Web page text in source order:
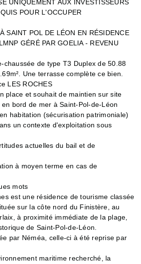
UNIQUEMENT AUX INVESTISSEURS
POUR L'OCCUPER
SAINT POL DE LÉON EN RÉSIDENCE
GÉRÉ PAR GOELIA - REVENU
chaussée de type T3 Duplex de 50.88
Une terrasse complète ce bien.
LES ROCHES
place et souhait de maintien sur site
bord de mer à Saint-Pol-de-Léon
habitation (sécurisation patrimoniale)
un contexte d'exploitation sous
actuelles du bail et de
à moyen terme en cas de
mots
est une résidence de tourisme classée
sur la côte nord du Finistère, au
à proximité immédiate de la plage,
de Saint-Pol-de-Léon.
par Néméa, celle-ci à été reprise par
maritime recherché, la